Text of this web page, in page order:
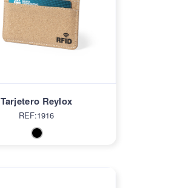
Tarjetero Reylox
REF:1916